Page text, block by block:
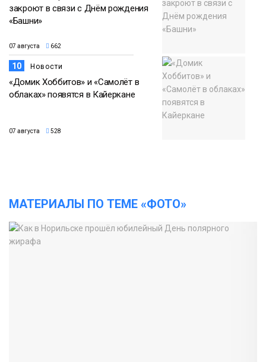
закроют в связи с Днём рождения
«Башни»
07 августа 662
10 Новости
«Домик Хоббитов» и «Самолёт в
облаках» появятся в Кайеркане
07 августа 528
МАТЕРИАЛЫ ПО ТЕМЕ «ФОТО»